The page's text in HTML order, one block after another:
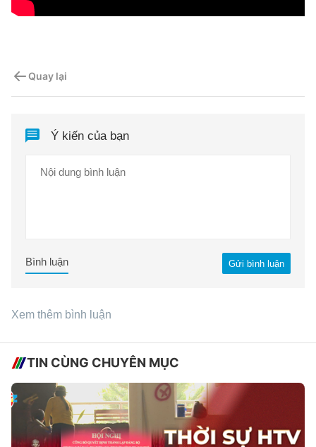
Quay lại
Ý kiến của bạn
Gửi bình luận
Bình luận
Xem thêm bình luận
TIN CÙNG CHUYÊN MỤC